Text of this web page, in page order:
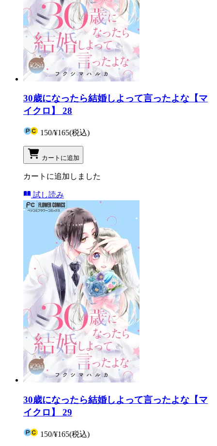
30歳になったら結婚しよって言ったよな【マ
イクロ】 28
150/¥165(税込)
カートに追加
カートに追加しました
試し読み
30歳になったら結婚しよって言ったよな【マ
イクロ】 29
150/¥165(税込)